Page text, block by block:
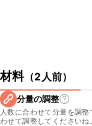
材料（2人前）
分量の調整
人数に合わせて分量を調
わせて調整してくださいね。